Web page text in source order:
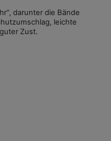
darunter die Bände
leichte
Zust.